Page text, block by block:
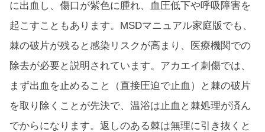
に出血し、傷口が紫色に腫れ、血圧低下や呼吸障害を
起こすこともあります。MSDマニュアル家庭版でも、
棘の破片が残ると感染リスクが高まり、医療機関での
除去が必要と説明されています。アカエイ刺傷では、
まず出血を止めること（直接圧迫で止血）と棘の破片
を取り除くことが先決で、温浴は止血と棘処理が済ん
でからになります。返しのある棘は無理に引き抜くと